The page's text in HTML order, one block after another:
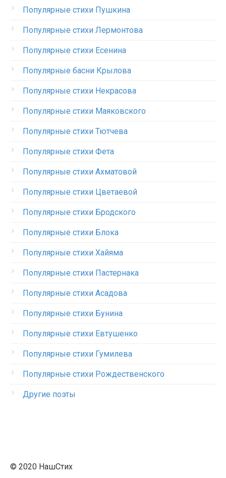
Популярные стихи Пушкина
Популярные стихи Лермонтова
Популярные стихи Есенина
Популярные басни Крылова
Популярные стихи Некрасова
Популярные стихи Маяковского
Популярные стихи Тютчева
Популярные стихи Фета
Популярные стихи Ахматовой
Популярные стихи Цветаевой
Популярные стихи Бродского
Популярные стихи Блока
Популярные стихи Хайяма
Популярные стихи Пастернака
Популярные стихи Асадова
Популярные стихи Бунина
Популярные стихи Евтушенко
Популярные стихи Гумилева
Популярные стихи Рождественского
Другие поэты
© 2020 НашСтих